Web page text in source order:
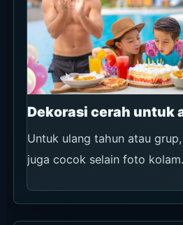
Dekorasi cerah untuk
Untuk ulang tahun atau
juga cocok selain foto kolam.